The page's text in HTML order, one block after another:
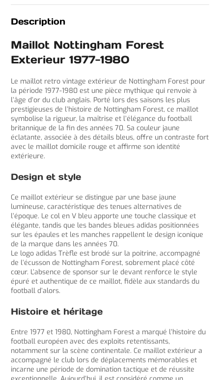
Description
Maillot Nottingham Forest
Exterieur 1977-1980
Le maillot retro vintage extérieur de Nottingham Forest pour
la période 1977-1980 est une pièce mythique qui renvoie à
l’âge d’or du club anglais. Porté lors des saisons les plus
prestigieuses de l’histoire de Nottingham Forest, ce maillot
symbolise la rigueur, la maîtrise et l’élégance du football
britannique de la fin des années 70. Sa couleur jaune
éclatante, associée à des détails bleus, offre un contraste fort
avec le maillot domicile rouge et affirme son identité
extérieure.
Design et style
Ce maillot extérieur se distingue par une base jaune
lumineuse, caractéristique des tenues alternatives de
l’époque. Le col en V bleu apporte une touche classique et
élégante, tandis que les bandes bleues adidas positionnées
sur les épaules et les manches rappellent le design iconique
de la marque dans les années 70.
Le logo adidas Trèfle est brodé sur la poitrine, accompagné
de l’écusson de Nottingham Forest, sobrement placé côté
cœur. L’absence de sponsor sur le devant renforce le style
épuré et authentique de ce maillot, fidèle aux standards du
football d’alors.
Histoire et héritage
Entre 1977 et 1980, Nottingham Forest a marqué l’histoire du
football européen avec des exploits retentissants,
notamment sur la scène continentale. Ce maillot extérieur a
accompagné le club lors de déplacements mémorables et
incarne une période de domination tactique et de réussite